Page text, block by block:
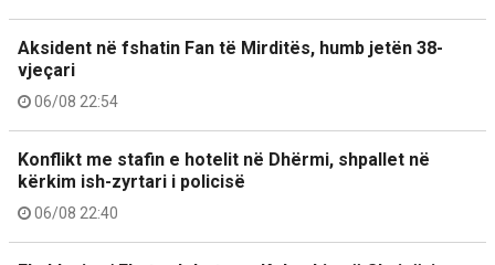
Aksident në fshatin Fan të Mirditës, humb jetën 38-
vjeçari
06/08 22:54
Konflikt me stafin e hotelit në Dhërmi, shpallet në
kërkim ish-zyrtari i policisë
06/08 22:40